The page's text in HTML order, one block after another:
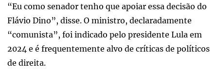
“Eu como senador tenho que apoiar essa decisão do
Flávio Dino”, disse. O ministro, declaradamente
“comunista”, foi indicado pelo presidente Lula em
2024 e é frequentemente alvo de críticas de políticos
de direita.